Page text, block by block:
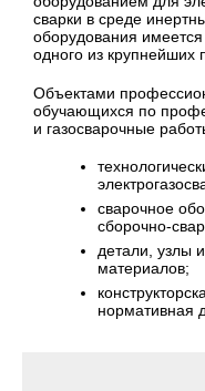
сварки в среде
оборудования
одного из крупнейших
Объектами
обучающихся по
и газосварочные
сварочное
сборочно-
детали, узлы
материалов;
нормативная